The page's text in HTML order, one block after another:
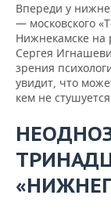
Впереди у
— московского
Нижнекамске на
Сергея
зрения
увидит, что
кем не